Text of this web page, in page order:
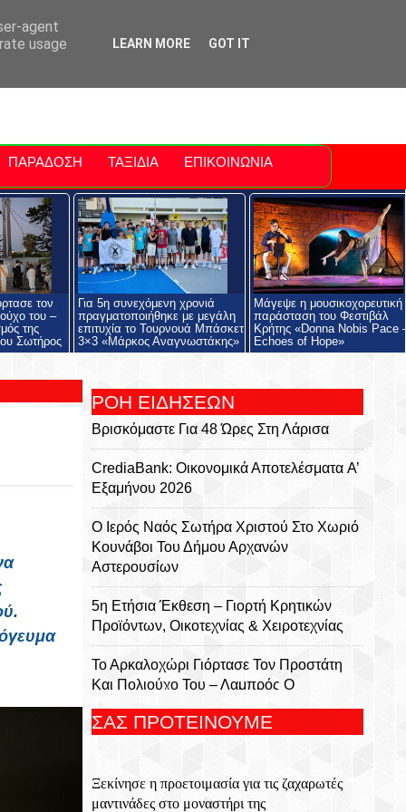
Polis
ΠΑΡΑΔΟΣΗ ΤΑΞΙΔΙΑ ΕΠΙΚΟΙΝΩΝΙΑ
τον
του –
της
Σωτήρος
Για 5η συνεχόμενη χρονιά
πραγματοποιήθηκε με μεγάλη
επιτυχία το Τουρνουά Μπάσκετ
3×3 «Μάρκος Αναγνωστάκης»
Μάγεψε η μουσικοχορευτική
παράσταση του Φεστιβάλ
Κρήτης «Donna Nobis Pace
Echoes of Hope»
.
ΡΟΗ ΕΙΔΗΣΕΩΝ
Βρισκόμαστε Για 48 Ώρες Στη Λάρισα
CrediaBank: Οικονομικά Αποτελέσματα A’
Εξαμήνου 2026
Ο Ιερός Ναός Σωτήρα Χριστού Στο Χωριό
Κουνάβοι Του Δήμου Αρχανών
Αστερουσίων
5η Ετήσια Έκθεση – Γιορτή Κρητικών
Προϊόντων, Οικοτεχνίας & Χειροτεχνίας
Το Αρκαλοχώρι Γιόρτασε Τον Προστάτη
Και Πολιούχο Του – Λαμπρός Ο
Σωτήρος
Πραγματοποιήθηκε Με Μεγάλη Επιτυχία
Το Τουρνουά Μπάσκετ 3×3 «Μάρκος
ΣΑΣ ΠΡΟΤΕΙΝΟΥΜΕ
Ξεκίνησε η προετοιμασία για τις ζαχαρωτές
μαντινάδες στο μοναστήρι της
agent
usage
LEARN MORE GOT IT